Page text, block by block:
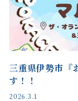
三重県伊勢市『
す！！
2026.3.1